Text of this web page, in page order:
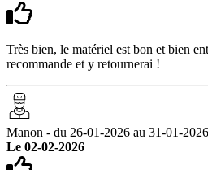
Très bien, le matériel est bon et bien
recommande et y retournerai !
Manon - du 26-01-2026 au 31-01-2026
Le 02-02-2026